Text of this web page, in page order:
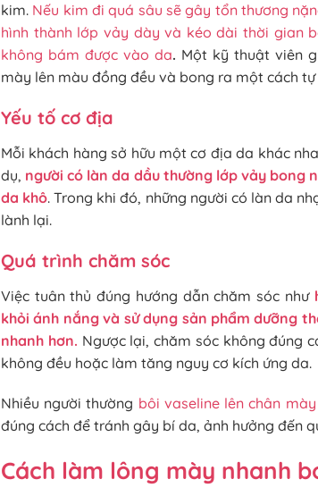
kim. Nếu kim đi quá sâu sẽ gây tổn thương
hình thành lớp vảy dày và kéo dài thời gian
không bám được vào da. Một kỹ thuật viên
mày lên màu đồng đều và bong ra một cách tự
Yếu tố cơ địa
Mỗi khách hàng sở hữu một cơ địa da khác
dụ, người có làn da dầu thường lớp vảy bong
da khô. Trong khi đó, những người có làn da
lành lại.
Quá trình chăm sóc
Việc tuân thủ đúng hướng dẫn chăm sóc như
khỏi ánh nắng và sử dụng sản phẩm dưỡng
nhanh hơn. Ngược lại, chăm sóc không đúng
không đều hoặc làm tăng nguy cơ kích ứng da.
Nhiều người thường bôi vaseline lên chân
đúng cách để tránh gây bí da, ảnh hưởng đến
Cách làm lông mày nhanh